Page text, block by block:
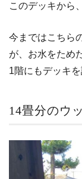
このデッキから
今まではこちら
が、お水をため
1階にもデッキ
14畳分のウ